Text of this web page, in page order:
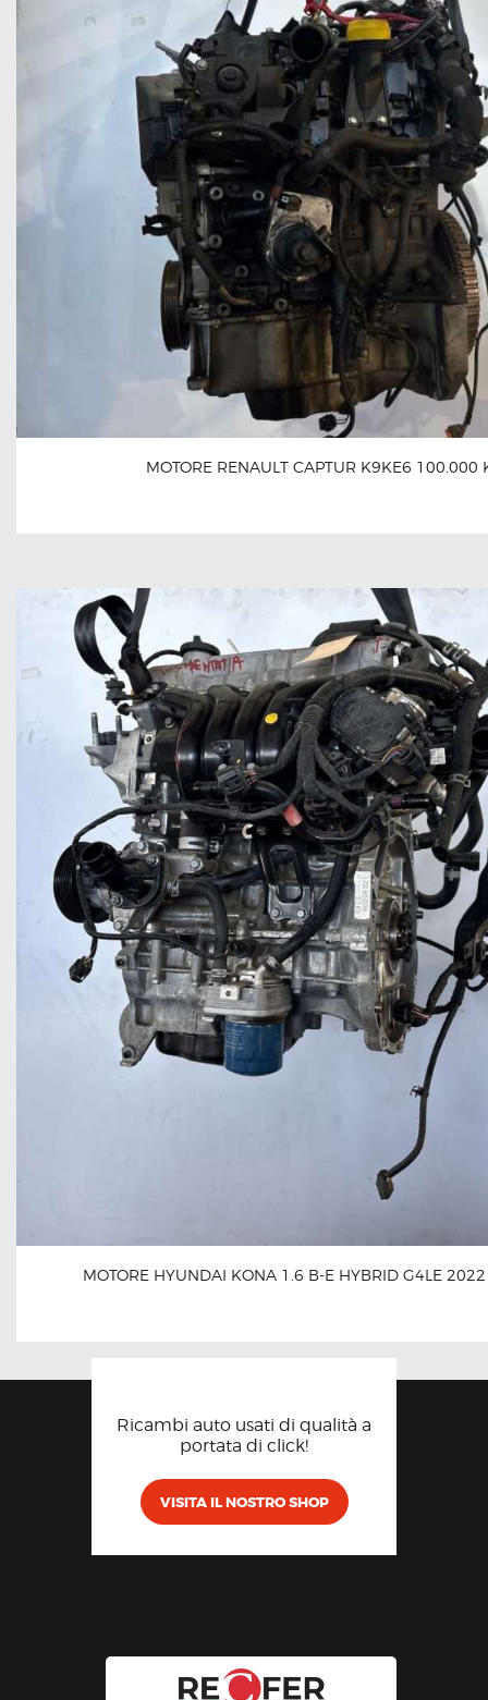
MOTORE RENAULT CAPTUR K9KE6 100.000
MOTORE HYUNDAI KONA 1.6 B-E HYBRID G4LE
Ricambi auto usati di qualità a
portata di click!
VISITA IL NOSTRO SHOP